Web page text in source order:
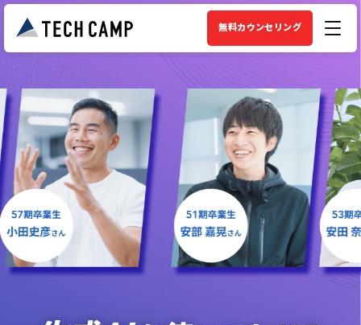
無料カウンセリング